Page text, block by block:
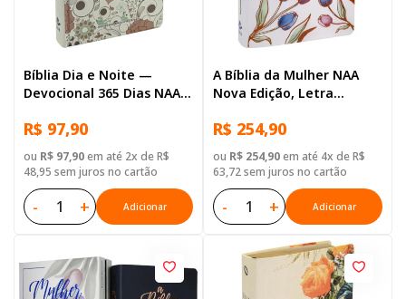
Bíblia Dia e Noite —
Devocional 365 Dias NAA,
Capa Dura Ilustrada
R$ 97,90
ou R$ 97,90em até 2x de R$
48,95 sem juros no cartão
- + Adicionar
A Bíblia da Mulher NAA
Nova Edição, Letra
anotação, com mapa,
Capa Couro Sintético
Ilustrada: Branca
R$ 254,90
ou R$ 254,90em até 4x de R$
63,72 sem juros no cartão
- + Adicionar